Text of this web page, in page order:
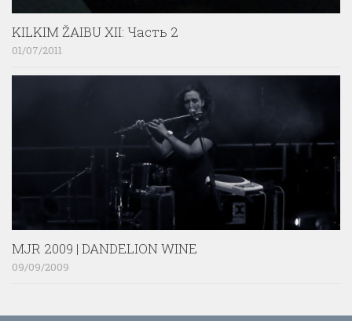
KILKIM ŽAIBU XII: Часть 2
01/07/2011
MJR 2009 | DANDELION WINE
09/09/2009